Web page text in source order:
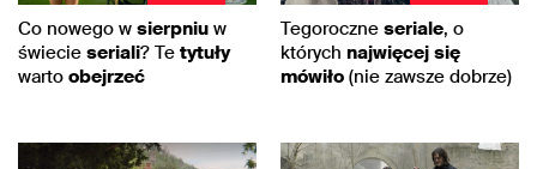
Co nowego w sierpniu w
świecie seriali? Te tytuły
warto obejrzeć
Tegoroczne seriale, o
których najwięcej się
mówiło (nie zawsze dobrze)